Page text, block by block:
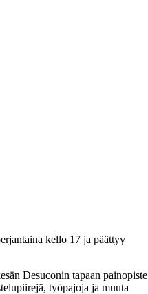
kello 17 ja päättyy
Desuconin tapaan painopiste
työpajoja ja muuta